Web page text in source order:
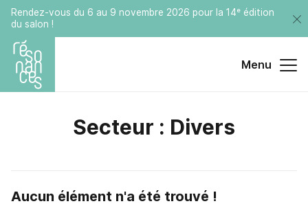
Rendez-vous du 6 au 9 novembre 2026 pour la 14ᵉ édition
du salon !
Menu
Secteur : Divers
Aucun élément n'a été trouvé !